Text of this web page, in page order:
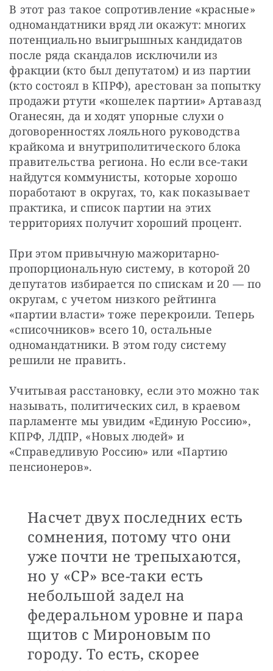
В этот раз такое сопротивление «красные»
одномандатники вряд ли окажут: многих
потенциально выигрышных кандидатов
после ряда скандалов исключили из
фракции (кто был депутатом) и из партии
(кто состоял в КПРФ), арестован за попытку
продажи ртути «кошелек партии» Артавазд
Оганесян, да и ходят упорные слухи о
договоренностях лояльного руководства
крайкома и внутриполитического блока
правительства региона. Но если все-таки
найдутся коммунисты, которые хорошо
поработают в округах, то, как показывает
практика, и список партии на этих
территориях получит хороший процент.
При этом привычную мажоритарно-
пропорциональную систему, в которой 20
депутатов избирается по спискам и 20 — по
округам, с учетом низкого рейтинга
«партии власти» тоже перекроили. Теперь
«списочников» всего 10, остальные
одномандатники. В этом году систему
решили не править.
Учитывая расстановку, если это можно так
называть, политических сил, в краевом
парламенте мы увидим «Единую Россию»,
КПРФ, ЛДПР, «Новых людей» и
«Справедливую Россию» или «Партию
пенсионеров».
Насчет двух последних есть
сомнения, потому что они
уже почти не трепыхаются,
но у «СР» все-таки есть
небольшой задел на
федеральном уровне и пара
щитов с Мироновым по
городу. То есть, скорее